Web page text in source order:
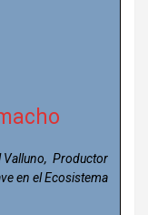
Valluno, Productor
en el Ecosistema